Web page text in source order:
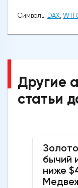
Символы DAX WTI
Другие
статьи
бычий
ниже